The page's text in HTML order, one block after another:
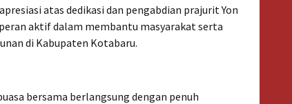
atas dedikasi dan pengabdian prajurit Yon
aktif dalam membantu masyarakat serta
di Kabupaten Kotabaru.
bersama berlangsung dengan penuh